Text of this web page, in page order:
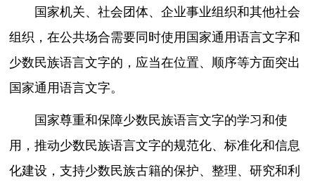
国家机关、社会团体、企业事业组织和其他社会
组织，在公共场合需要同时使用国家通用语言文字和
少数民族语言文字的，应当在位置、顺序等方面突出
国家通用语言文字。
国家尊重和保障少数民族语言文字的学习和使
用，推动少数民族语言文字的规范化、标准化和信息
化建设，支持少数民族古籍的保护、整理、研究和利